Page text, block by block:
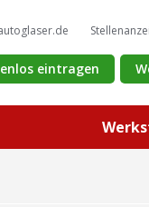
eintragen